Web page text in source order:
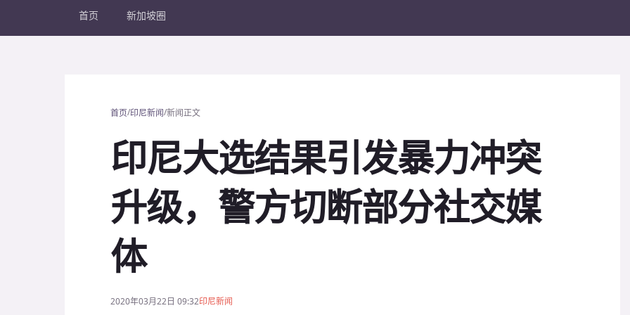
首页 新加坡圈
首页/印尼新闻/新闻正文
印尼大选结果引发暴力冲突
升级，警方切断部分社交媒
体
2020年03月22日 09:32印尼新闻